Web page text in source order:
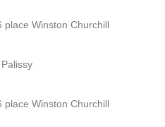
place Winston Churchill
place Winston Churchill